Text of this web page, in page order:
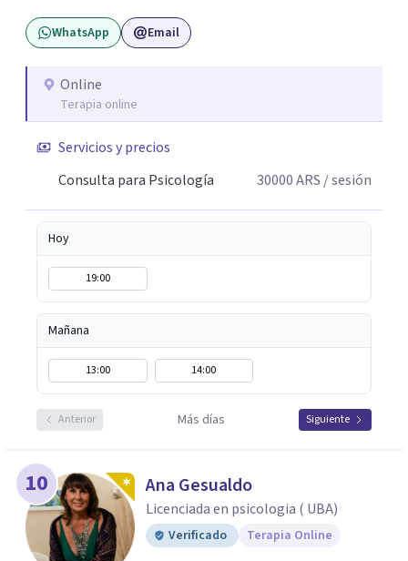
herramientas psicológicas que ayudan a reconocer
patrones, resignificar experiencias y construir cambios
puedas no solo sentirte escuchado/a, sino también
comprender lo que te pasa, identificar patrones que
afrontarlo.
WhatsApp Email
Online
Terapia online
Servicios y precios
Consulta para Psicología
30000ARS / sesión
Hoy
19:00
Mañana
13:00 14:00
Anterior Más días Siguiente
10 Ana Gesualdo
Licenciada en psicologia ( UBA)
Verificado Terapia Online